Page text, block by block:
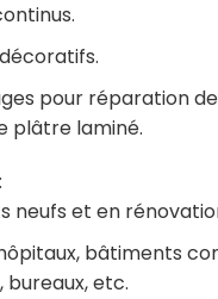
pour réparation
plâtre laminé.
neufs et en
bâtiments
bureaux, etc.